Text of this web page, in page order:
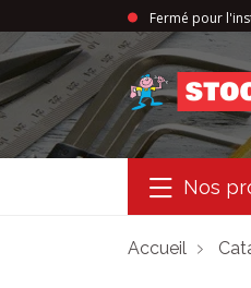
Fermé pour
Nos
Accueil